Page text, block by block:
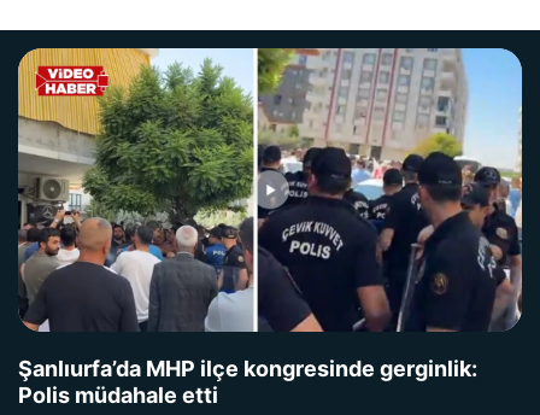
Şanlıurfa’da MHP ilçe kongresinde gerginlik:
Polis müdahale etti